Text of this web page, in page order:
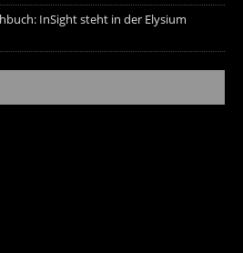
InSight steht in der Elysium